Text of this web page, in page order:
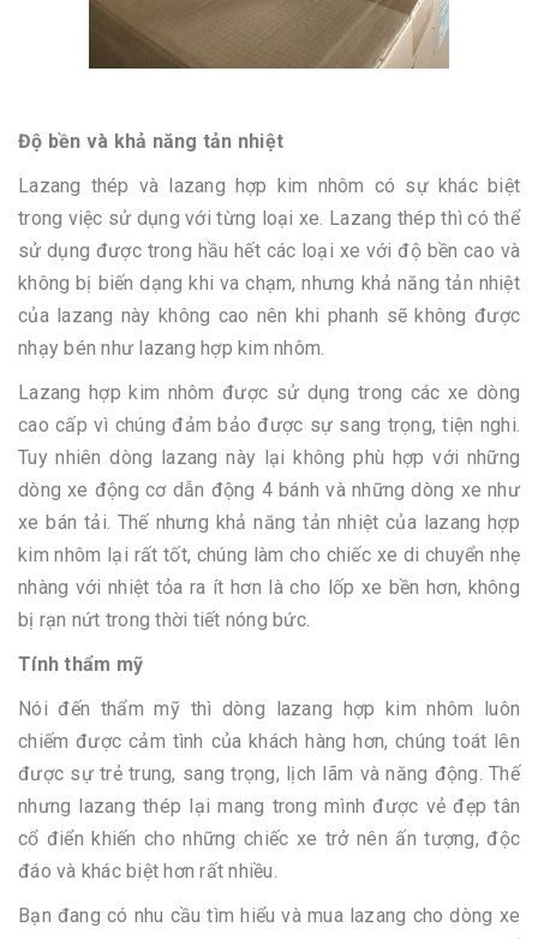
Độ bền và khả năng tản nhiệt
Lazang thép và lazang hợp kim nhôm có sự khác biệt
trong việc sử dụng với từng loại xe. Lazang thép thì có thể
sử dụng được trong hầu hết các loại xe với độ bền cao và
không bị biến dạng khi va chạm, nhưng khả năng tản nhiệt
của lazang này không cao nên khi phanh sẽ không được
nhạy bén như lazang hợp kim nhôm.
Lazang hợp kim nhôm được sử dụng trong các xe dòng
cao cấp vì chúng đảm bảo được sự sang trọng, tiện nghi.
Tuy nhiên dòng lazang này lại không phù hợp với những
dòng xe động cơ dẫn động 4 bánh và những dòng xe như
xe bán tải. Thế nhưng khả năng tản nhiệt của lazang hợp
kim nhôm lại rất tốt, chúng làm cho chiếc xe di chuyển nhẹ
nhàng với nhiệt tỏa ra ít hơn là cho lốp xe bền hơn, không
bị rạn nứt trong thời tiết nóng bức.
Tính thẩm mỹ
Nói đến thẩm mỹ thì dòng lazang hợp kim nhôm luôn
chiếm được cảm tình của khách hàng hơn, chúng toát lên
được sự trẻ trung, sang trọng, lịch lãm và năng động. Thế
nhưng lazang thép lại mang trong mình được vẻ đẹp tân
cổ điển khiến cho những chiếc xe trở nên ấn tượng, độc
đáo và khác biệt hơn rất nhiều.
Bạn đang có nhu cầu tìm hiểu và mua lazang cho dòng xe